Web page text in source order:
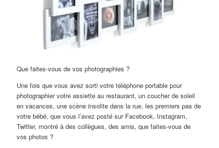
Que faites-vous de vos photographies ?
Une fois que vous avez sorti votre téléphone portable pour
photographier votre assiette au restaurant, un coucher de soleil
en vacances, une scène insolite dans la rue, les premiers pas de
votre bébé, que vous l’avez posté sur Facebook, Instagram,
Twitter, montré à des collègues, des amis, que faites-vous de
vos photos ?